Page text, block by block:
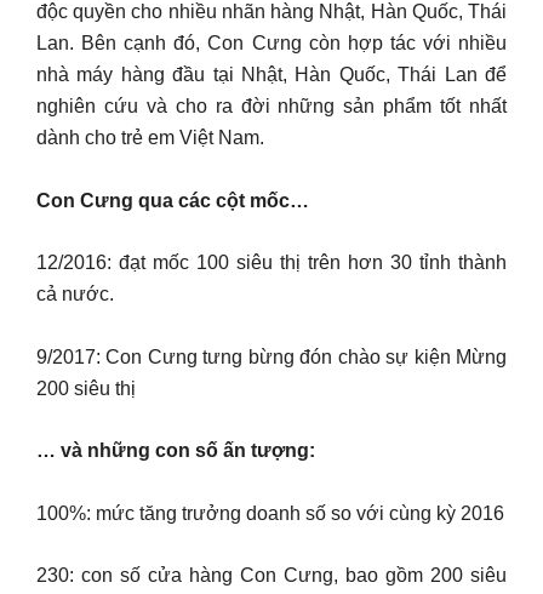
độc quyền cho nhiều nhãn hàng Nhật, Hàn Quốc, Thái
Lan. Bên cạnh đó, Con Cưng còn hợp tác với nhiều
nhà máy hàng đầu tại Nhật, Hàn Quốc, Thái Lan để
nghiên cứu và cho ra đời những sản phẩm tốt nhất
dành cho trẻ em Việt Nam.
Con Cưng qua các cột mốc…
12/2016: đạt mốc 100 siêu thị trên hơn 30 tỉnh thành
cả nước.
9/2017: Con Cưng tưng bừng đón chào sự kiện Mừng
200 siêu thị
… và những con số ấn tượng:
100%: mức tăng trưởng doanh số so với cùng kỳ 2016
230: con số cửa hàng Con Cưng, bao gồm 200 siêu